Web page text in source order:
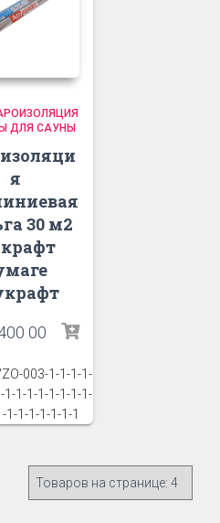
ДЛЯ САУНЫ
я
30 м2
00
003-1-1-1-1-
1-1-1-1-1-1-1-1-
1-1-1-1-1-1-1